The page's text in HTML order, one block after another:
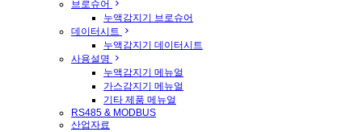
브로슈어
누액감지기 브로슈어
데이터시트
누액감지기 데이터시트
사용설명
누액감지기 메뉴얼
가스감지기 메뉴얼
기타 제품 메뉴얼
RS485 & MODBUS
산업자료